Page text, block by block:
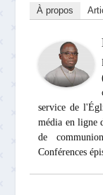
À propos
service de
média en ligne
de
Conférences